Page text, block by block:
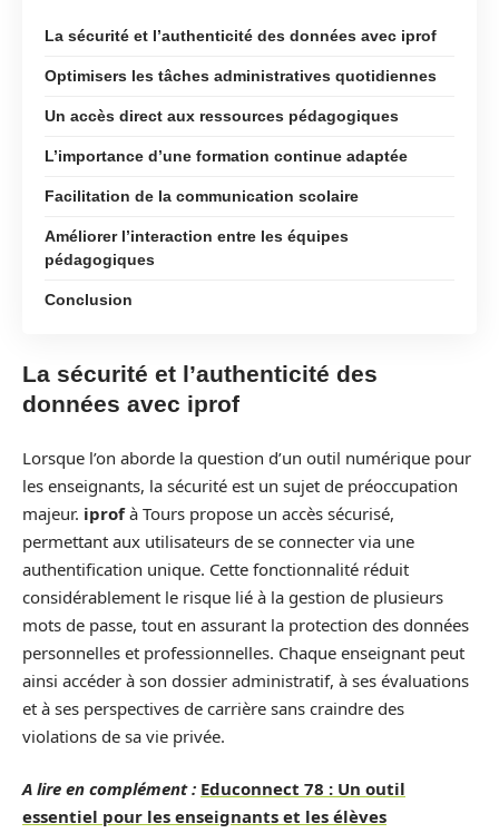
La sécurité et l’authenticité des données avec iprof
Optimisers les tâches administratives quotidiennes
Un accès direct aux ressources pédagogiques
L’importance d’une formation continue adaptée
Facilitation de la communication scolaire
Améliorer l’interaction entre les équipes
pédagogiques
Conclusion
La sécurité et l’authenticité des
données avec iprof
Lorsque l’on aborde la question d’un outil numérique pour
les enseignants, la sécurité est un sujet de préoccupation
majeur. iprofà Tours propose un accès sécurisé,
permettant aux utilisateurs de se connecter via une
authentification unique. Cette fonctionnalité réduit
considérablement le risque lié à la gestion de plusieurs
mots de passe, tout en assurant la protection des données
personnelles et professionnelles. Chaque enseignant peut
ainsi accéder à son dossier administratif, à ses évaluations
et à ses perspectives de carrière sans craindre des
violations de sa vie privée.
A lire en complément : Educonnect 78 : Un outil
essentiel pour les enseignants et les élèves